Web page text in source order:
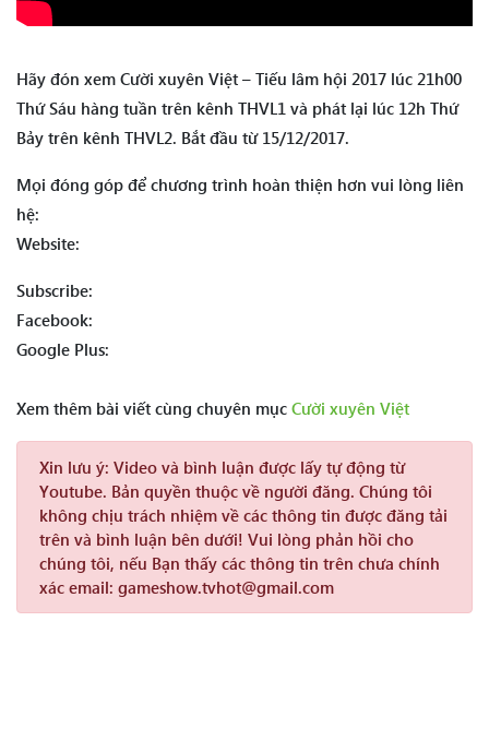
Hãy đón xem Cười xuyên Việt – Tiếu lâm hội 2017 lúc 21h00
Thứ Sáu hàng tuần trên kênh THVL1 và phát lại lúc 12h Thứ
Bảy trên kênh THVL2. Bắt đầu từ 15/12/2017.
Mọi đóng góp để chương trình hoàn thiện hơn vui lòng liên
hệ:
Website:
Subscribe:
Facebook:
Google Plus:
Xem thêm bài viết cùng chuyên mục Cười xuyên Việt
Xin lưu ý: Video và bình luận được lấy tự động từ
Youtube. Bản quyền thuộc về người đăng. Chúng tôi
không chịu trách nhiệm về các thông tin được đăng tải
trên và bình luận bên dưới! Vui lòng phản hồi cho
chúng tôi, nếu Bạn thấy các thông tin trên chưa chính
xác email: gameshow.tvhot@gmail.com